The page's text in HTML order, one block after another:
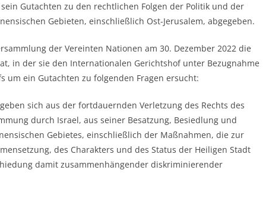
Gutachten zu den rechtlichen Folgen der Politik und der
Gebieten, einschließlich Ost-Jerusalem, abgegeben.
der Vereinten Nationen am 30. Dezember 2022 die
in der sie den Internationalen Gerichtshof unter Bezugnahme
um ein Gutachten zu folgenden Fragen ersucht:
sich aus der fortdauernden Verletzung des Rechts des
durch Israel, aus seiner Besatzung, Besiedlung und
Gebietes, einschließlich der Maßnahmen, die zur
des Charakters und des Status der Heiligen Stadt
damit zusammenhängender diskriminierender